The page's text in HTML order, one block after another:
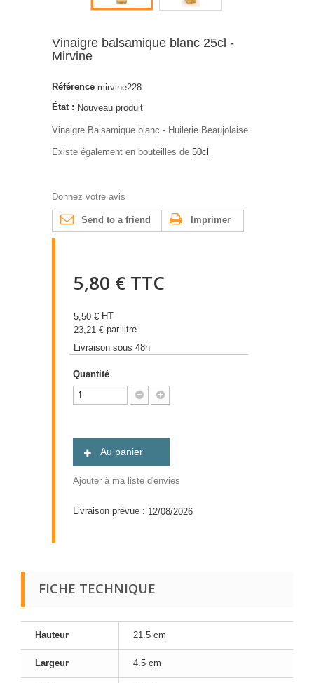
Vinaigre balsamique blanc 25cl -
Mirvine
Référence mirvine228
État : Nouveau produit
Vinaigre Balsamique blanc - Huilerie Beaujolaise
Existe également en bouteilles de50cl
Donnez votre avis
Send to a friend Imprimer
5,80 € TTC
5,50 € HT
23,21 € par litre
Livraison sous 48h
Quantité
Au panier
Ajouter à ma liste d'envies
Livraison prévue : 12/08/2026
FICHE TECHNIQUE
Hauteur 21.5 cm
Largeur 4.5 cm